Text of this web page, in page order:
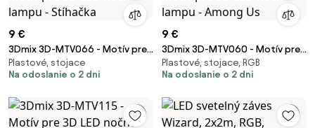
9 €
3Dmix 3D-MTV066 - Motív pre
3D LED nočnú lampu - Stíhačka
Plastové, stojace
Na odoslanie o 2 dni
9 €
3Dmix 3D-MTV060 - Motív pre
3D LED nočnú lampu - Among Us
Plastové, stojace, RGB
Na odoslanie o 2 dni